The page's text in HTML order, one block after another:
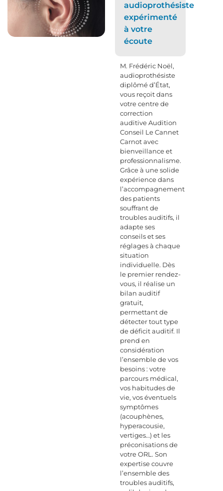
audioprothésiste
expérimenté
à votre
écoute
M. Frédéric Noël,
audioprothésiste
diplômé d’État,
vous reçoit dans
votre centre de
correction
auditive Audition
Conseil Le Cannet
Carnot avec
bienveillance et
professionnalisme.
Grâce à une solide
expérience dans
l’accompagnement
des patients
souffrant de
troubles auditifs, il
adapte ses
conseils et ses
réglages à chaque
situation
individuelle. Dès
le premier rendez-
vous, il réalise un
bilan auditif
gratuit,
permettant de
détecter tout type
de déficit auditif. Il
prend en
considération
l’ensemble de vos
besoins : votre
parcours médical,
vos habitudes de
vie, vos éventuels
symptômes
(acouphènes,
hyperacousie,
vertiges…) et les
préconisations de
votre ORL. Son
expertise couvre
l’ensemble des
troubles auditifs,